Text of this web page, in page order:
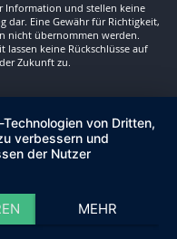
Information und stellen keine
dar. Eine Gewähr für Richtigkeit,
nicht übernommen werden.
lassen keine Rückschlüsse auf
Zukunft zu.
von Dritten,
verbessern und
der Nutzer
MEHR